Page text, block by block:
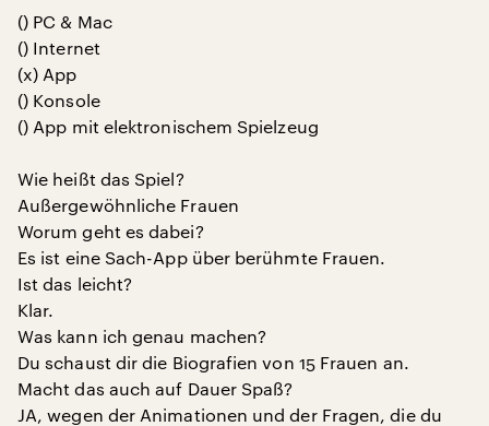
() PC & Mac
() Internet
(x) App
() Konsole
() App mit elektronischem Spielzeug
Wie heißt das Spiel?
Außergewöhnliche Frauen
Worum geht es dabei?
Es ist eine Sach-App über berühmte Frauen.
Ist das leicht?
Klar.
Was kann ich genau machen?
Du schaust dir die Biografien von 15 Frauen an.
Macht das auch auf Dauer Spaß?
JA, wegen der Animationen und der Fragen, die du